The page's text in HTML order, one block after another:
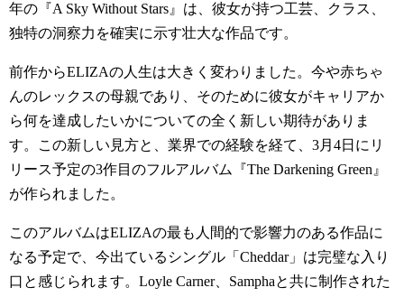
年の『A Sky Without Stars』は、彼女が持つ工芸、クラス、
独特の洞察力を確実に示す壮大な作品です。
前作からELIZAの人生は大きく変わりました。今や赤ちゃ
んのレックスの母親であり、そのために彼女がキャリアか
ら何を達成したいかについての全く新しい期待がありま
す。この新しい見方と、業界での経験を経て、3月4日にリ
リース予定の3作目のフルアルバム『The Darkening Green』
が作られました。
このアルバムはELIZAの最も人間的で影響力のある作品に
なる予定で、今出ているシングル「Cheddar」は完璧な入り
口と感じられます。Loyle Carner、Samphaと共に制作された